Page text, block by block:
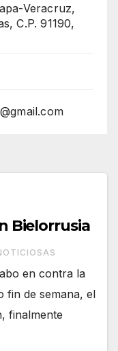
Veracruz,
C.P. 91190,
Bielorrusia
en contra la
fin de semana, el
finalmente